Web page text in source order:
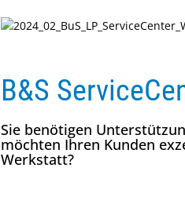
B&S
Sie benötigen
möchten Ihren Kunden
Werkstatt?